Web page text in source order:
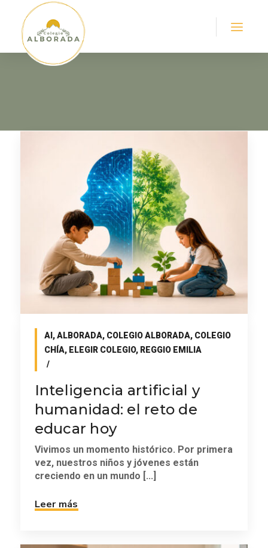
AI ,ALBORADA, COLEGIO ALBORADA, COLEGIO
CHÍA, ELEGIR COLEGIO, REGGIO EMILIA
Inteligencia artificial y
humanidad: el reto de
educar hoy
Vivimos un momento histórico. Por primera
vez, nuestros niños y jóvenes están
creciendo en un mundo [...]
Leer más